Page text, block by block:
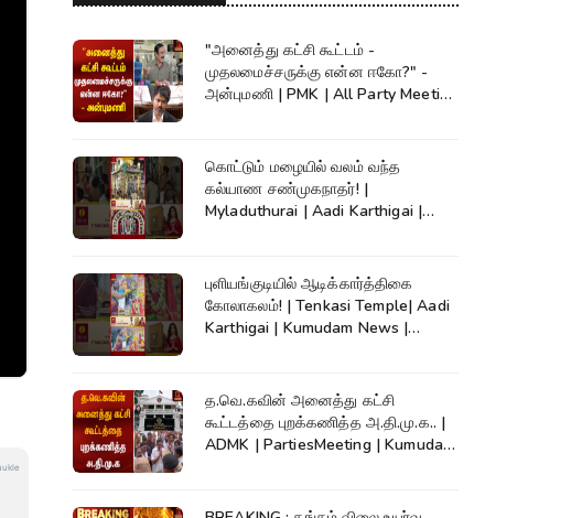
"அனைத்து கட்சி கூட்டம் -
முதலமைச்சருக்கு என்ன ஈகோ?" -
அன்புமணி | PMK | All Party Meeting
கொட்டும் மழையில் வலம் வந்த
கல்யாண சண்முகநாதர்! |
Myladuthurai | Aadi Karthigai |
புளியங்குடியில் ஆடிக்கார்த்திகை
கோலாகலம்! | Tenkasi Temple| Aadi
Karthigai | Kumudam News |
த.வெ.கவின் அனைத்து கட்சி
கூட்டத்தை புறக்கணித்த அ.தி.மு.க.. |
ADMK | PartiesMeeting | Kumudam